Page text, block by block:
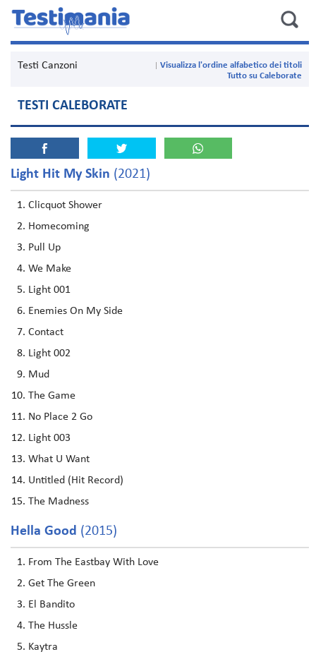
Testi Canzoni
Visualizza l'ordine alfabetico dei titoli
Tutto su Caleborate
TESTI CALEBORATE
Light Hit My Skin (2021)
Clicquot Shower
Homecoming
Pull Up
We Make
Light 001
Enemies On My Side
Contact
Light 002
Mud
The Game
No Place 2 Go
Light 003
What U Want
Untitled (Hit Record)
The Madness
Hella Good (2015)
From The Eastbay With Love
Get The Green
El Bandito
The Hussle
Kaytra